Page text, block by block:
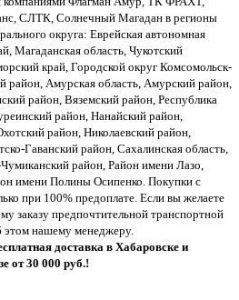
СЛТК, Солнечный Магадан в регионы
округа: Еврейская автономная
Магаданская область, Чукотский
край, Городской округ Комсомольск-
Амурская область, Амурский район,
район, Вяземский район, Республика
район, Нанайский район,
район, Николаевский район,
Гаванский район, Сахалинская область,
район, Район имени Лазо,
имени Полины Осипенко. Покупки с
при 100% предоплате. Если вы желаете
заказу предпочтительной транспортной
этом нашему менеджеру.
доставка в Хабаровске и
от 30 000 руб.!